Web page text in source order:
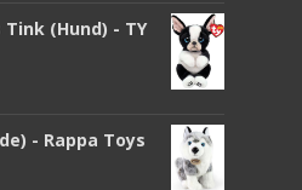
(Hund) - TY
- Rappa Toys